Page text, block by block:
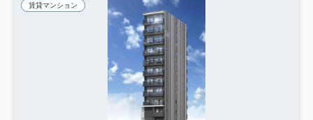
賃貸マンション